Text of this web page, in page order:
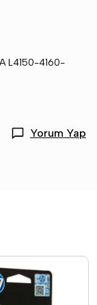
L4150-4160-
Yorum Yap